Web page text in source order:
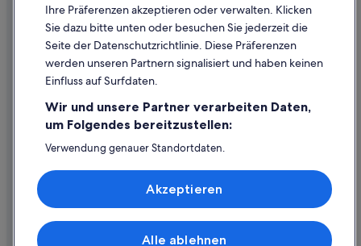
Hilfe
Hilfe
Flug stornieren
Rückerstattungsdauer
Expedia-Gutschein einlösen
Internationale Reisedokumente
Ihre Präferenzen akzeptieren oder verwalten. Klicken
Sie dazu bitte unten oder besuchen Sie jederzeit die
Seite der Datenschutzrichtlinie. Diese Präferenzen
werden unseren Partnern signalisiert und haben keinen
Einfluss auf Surfdaten.
Wir und unsere Partner verarbeiten Daten,
um Folgendes bereitzustellen:
Verwendung genauer Standortdaten.
Speichern von oder Zugriff auf Informationen auf einem
Endgerät. Personalisierte Werbung und Inhalte, Messung
von Werbeleistung und der Performance von Inhalten,
Alle ablehnen
Akzeptieren